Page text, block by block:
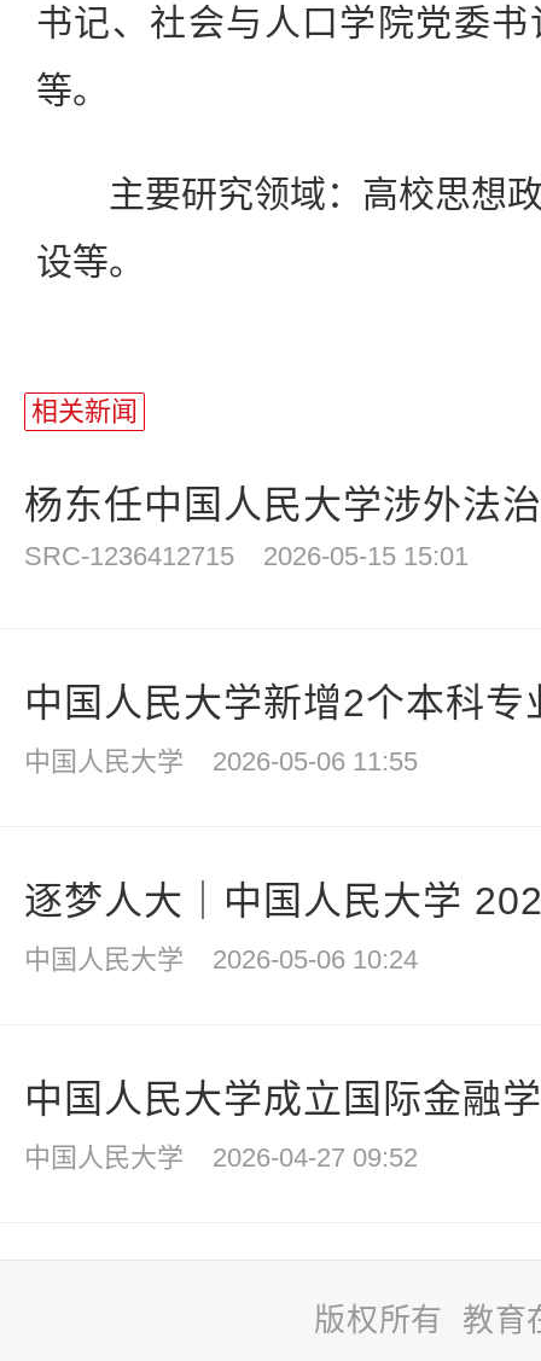
书记、社会与人口学院党委
等。
主要研究领域：高校思想政
设等。
相关新闻
杨东任中国人民大学涉外法
SRC-1236412715 2026-05-15 15:01
中国人民大学新增2个本科
中国人民大学 2026-05-06 11:55
逐梦人大｜中国人民大学
中国人民大学 2026-05-06 10:24
中国人民大学成立国际金融
中国人民大学 2026-04-27 09:52
版权所有 教育